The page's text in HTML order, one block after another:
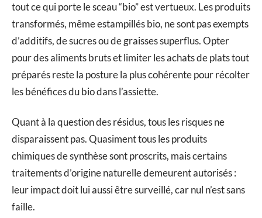
tout ce qui porte le sceau “bio” est vertueux. Les produits
transformés, même estampillés bio, ne sont pas exempts
d’additifs, de sucres ou de graisses superflus. Opter
pour des aliments bruts et limiter les achats de plats tout
préparés reste la posture la plus cohérente pour récolter
les bénéfices du bio dans l’assiette.
Quant à la question des résidus, tous les risques ne
disparaissent pas. Quasiment tous les produits
chimiques de synthèse sont proscrits, mais certains
traitements d’origine naturelle demeurent autorisés :
leur impact doit lui aussi être surveillé, car nul n’est sans
faille.